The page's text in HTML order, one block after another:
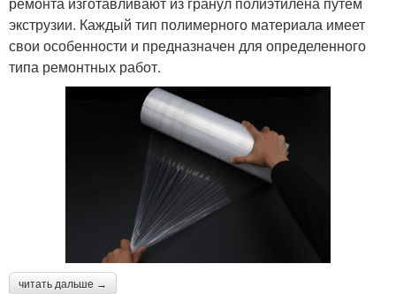
экструзии. Каждый тип полимерного материала имеет
свои особенности и предназначен для определенного
типа ремонтных работ.
читать дальше →